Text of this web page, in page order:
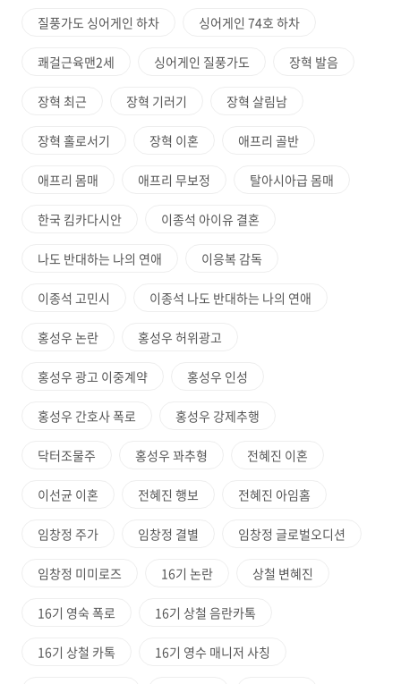
질풍가도 싱어게인 하차 싱어게인 74호 하차
쾌걸근육맨2세 싱어게인 질풍가도 장혁 발음
장혁 최근 장혁 기러기 장혁 살림남
장혁 홀로서기 장혁 이혼 애프리 골반
애프리 몸매 애프리 무보정 탈아시아급 몸매
한국 킴카다시안 이종석 아이유 결혼
나도 반대하는 나의 연애 이응복 감독
이종석 고민시 이종석 나도 반대하는 나의 연애
홍성우 논란 홍성우 허위광고
홍성우 광고 이중계약 홍성우 인성
홍성우 간호사 폭로 홍성우 강제추행
닥터조물주 홍성우 꽈추형 전혜진 이혼
이선균 이혼 전혜진 행보 전혜진 아임홈
임창정 주가 임창정 결별 임창정 글로벌오디션
임창정 미미로즈 16기 논란 상철 변혜진
16기 영숙 폭로 16기 상철 음란카톡
16기 상철 카톡 16기 영수 매니저 사칭